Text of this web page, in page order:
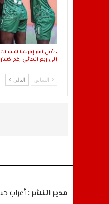
إلى ربع النهائي رغم
السابق التالي
مدير النشر :أعراب